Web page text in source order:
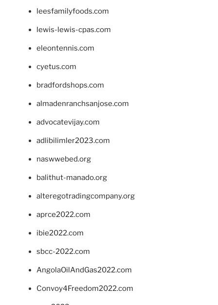
leesfamilyfoods.com
lewis-lewis-cpas.com
eleontennis.com
cyetus.com
bradfordshops.com
almadenranchsanjose.com
advocatevijay.com
adlibilimler2023.com
naswwebed.org
balithut-manado.org
alteregotradingcompany.org
aprce2022.com
ibie2022.com
sbcc-2022.com
AngolaOilAndGas2022.com
Convoy4Freedom2022.com